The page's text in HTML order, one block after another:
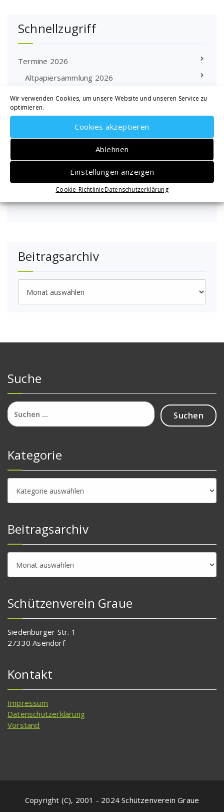
Wir verwenden Cookies, um unsere Website und unseren Service zu
optimieren.
Cookies akzeptieren
Ablehnen
Einstellungen anzeigen
Cookie-RichtlinieDatenschutzerklärung
Schnellzugriff
Termine 2026
Altpapiersammlung 2026
Rundschreiben
Rangliste
Beitragsarchiv
Suche
Suchen
nach:
Kategorie
Kategorie
Beitragsarchiv
Beitragsarchiv
Schützenverein Graue
Siedenburger Str. 1
27330 Asendorf
Kontakt
Impressum
Datenschutzerklärung
Vorstand
Copyright (C), 2001 - 2024 Schützenverein Graue